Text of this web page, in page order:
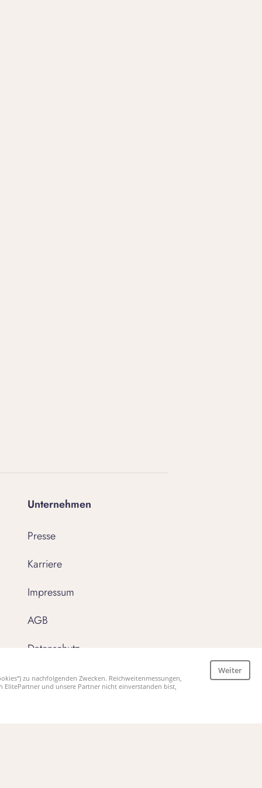
Unternehmen
Presse
Karriere
Impressum
AGB
Datenschutz
AEB & BEB
zu nachfolgenden Zwecken. Reichweitenmessungen,
und unsere Partner nicht einverstanden bist,
Weiter